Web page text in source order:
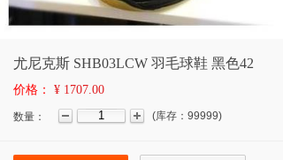
尤尼克斯 SHB03LCW 羽毛球鞋 黑色42
价格： ¥ 1707.00
数量： (库存： 99999)